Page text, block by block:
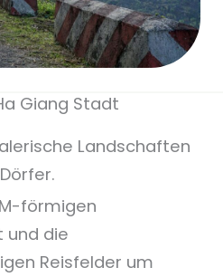
Giang Stadt
Landschaften
förmigen
und die
Reisfelder um